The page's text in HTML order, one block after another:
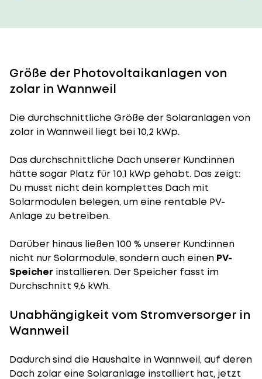
Größe der Photovoltaikanlagen von
zolar in Wannweil
Die durchschnittliche Größe der Solaranlagenvon
zolar in Wannweil liegt bei 10,2 kWp.
Das durchschnittliche Dach unserer Kund:innen
hätte sogar Platz für 10,1 kWp gehabt. Das zeigt:
Du musst nicht dein komplettes Dach mit
Solarmodulen belegen, um eine rentable PV-
Anlage zu betreiben.
Darüber hinaus ließen 100 % unserer Kund:innen
nicht nur Solarmodule, sondern auch einen PV-
Speicher installieren. Der Speicher fasst im
Durchschnitt 9,6 kWh.
Unabhängigkeit vom Stromversorger in
Wannweil
Dadurch sind die Haushalte in Wannweil, auf deren
Dach zolar eine Solaranlage installiert hat, jetzt